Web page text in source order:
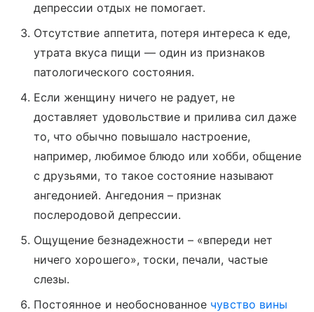
депрессии отдых не помогает.
Отсутствие аппетита, потеря интереса к еде,
утрата вкуса пищи — один из признаков
патологического состояния.
Если женщину ничего не радует, не
доставляет удовольствие и прилива сил даже
то, что обычно повышало настроение,
например, любимое блюдо или хобби, общение
с друзьями, то такое состояние называют
ангедонией. Ангедония – признак
послеродовой депрессии.
Ощущение безнадежности – «впереди нет
ничего хорошего», тоски, печали, частые
слезы.
Постоянное и необоснованное чувство вины